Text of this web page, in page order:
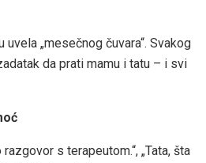
„mesečnog čuvara“. Svakog
da prati mamu i tatu – i svi
s terapeutom.“, „Tata, šta